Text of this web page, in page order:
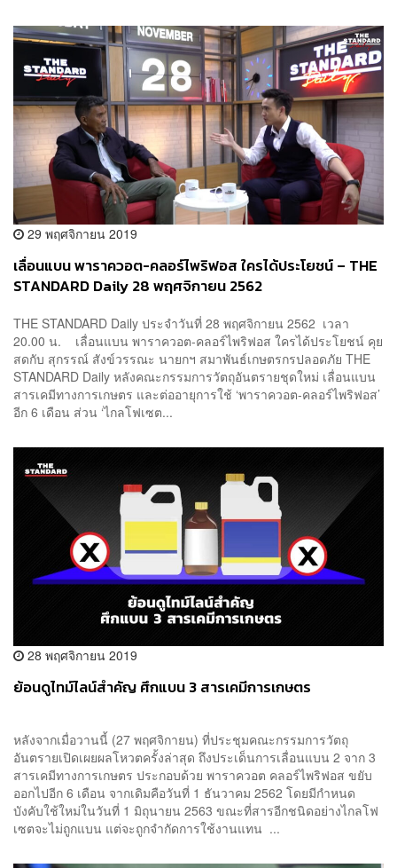
29 พฤศจิกายน 2019
เลื่อนแบน พาราควอต-คลอร์ไพริฟอส ใครได้ประโยชน์ – THE
STANDARD Daily 28 พฤศจิกายน 2562
THE STANDARD Daily ประจำวันที่ 28 พฤศจิกายน 2562 เวลา
20.00 น. เลื่อนแบน พาราควอต-คลอร์ไพริฟอส ใครได้ประโยชน์ คุย
สดกับ สุกรรณ์ สังข์วรรณะ นายกฯ สมาพันธ์เกษตรกรปลอดภัย THE
STANDARD Daily หลังคณะกรรมการวัตถุอันตรายชุดใหม่ เลื่อนแบน
สารเคมีทางการเกษตร และต่ออายุการใช้ ‘พาราควอต-คลอร์ไพริฟอส’
อีก 6 เดือน ส่วน ‘ไกลโฟเซต...
28 พฤศจิกายน 2019
ย้อนดูไทม์ไลน์สำคัญ ศึกแบน 3 สารเคมีการเกษตร
หลังจากเมื่อวานนี้ (27 พฤศจิกายน) ที่ประชุมคณะกรรมการวัตถุ
อันตรายเปิดเผยผลโหวตครั้งล่าสุด ถึงประเด็นการเลื่อนแบน 2 จาก 3
สารเคมีทางการเกษตร ประกอบด้วย พาราควอต คลอร์ไพริฟอส ขยับ
ออกไปอีก 6 เดือน จากเดิมคือวันที่ 1 ธันวาคม 2562 โดยมีกำหนด
บังคับใช้ใหม่ในวันที่ 1 มิถุนายน 2563 ขณะที่สารอีกชนิดอย่างไกลโฟ
เซตจะไม่ถูกแบน แต่จะถูกจำกัดการใช้งานแทน ...